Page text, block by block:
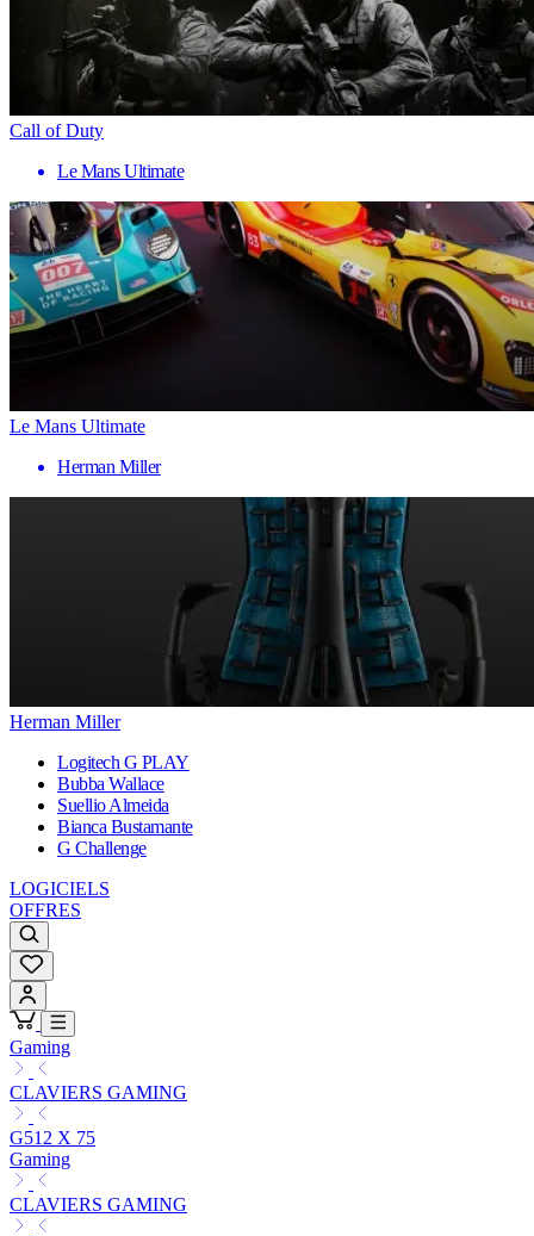
Call of Duty
Le Mans Ultimate
Le Mans Ultimate
Herman Miller
Herman Miller
Logitech G PLAY
Bubba Wallace
Suellio Almeida
Bianca Bustamante
G Challenge
LOGICIELS
OFFRES
Gaming
CLAVIERS GAMING
G512 X 75
Gaming
CLAVIERS GAMING